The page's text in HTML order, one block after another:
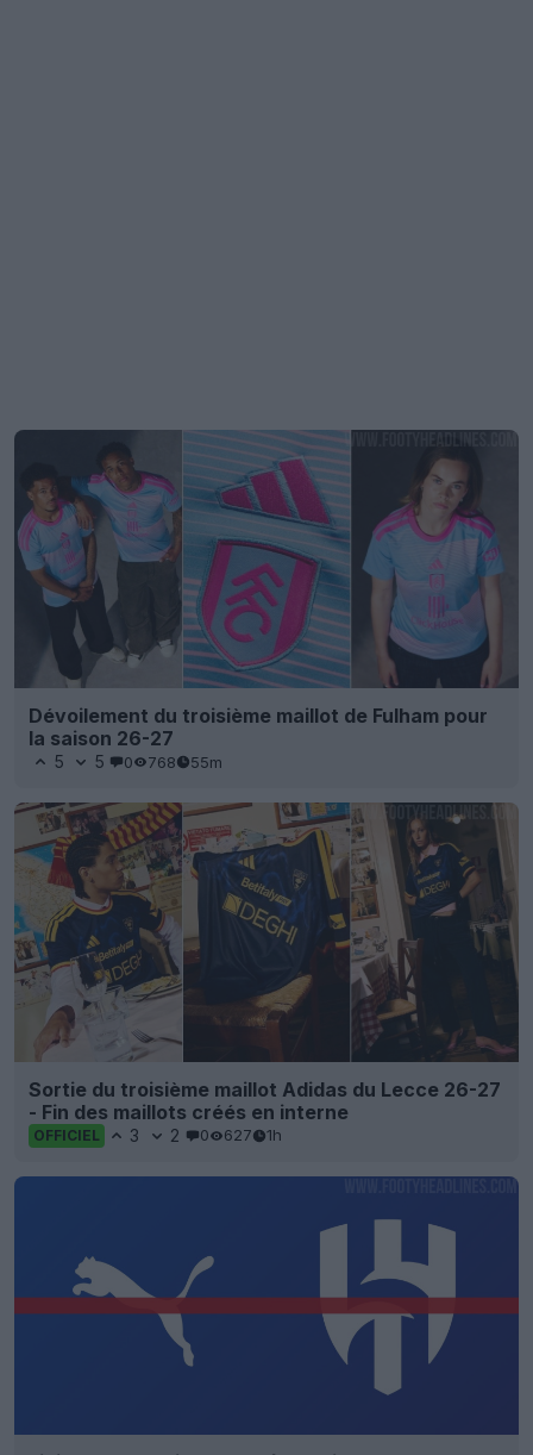
Dévoilement du troisième maillot de Fulham pour
la saison 26-27
5 5 0 768 55m
Sortie du troisième maillot Adidas du Lecce 26-27
- Fin des maillots créés en interne
OFFICIEL 3 2 0 627 1h